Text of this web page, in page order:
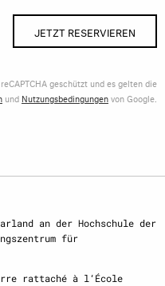
JETZT RESERVIEREN
geschützt und es gelten die
und Nutzungsbedingungenvon Google.
an der Hochschule der
für
rattaché à l‘École